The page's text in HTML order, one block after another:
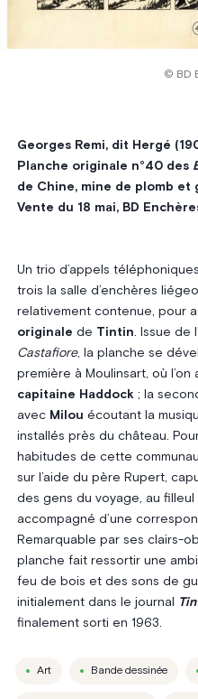
© BD
Georges Remi, dit Hergé
Planche originale n°40 des
de Chine, mine de plomb et
Vente du 18 mai, BD
Un trio d’appels
trois la salle d’enchères
relativement contenue, pour
originale de Tintin. Issue de
Castafiore, la planche se
première à Moulinsart, où l’on
capitaine Haddock; la
avec Milou écoutant la
installés près du château.
habitudes de cette
sur l’aide du père Rupert,
des gens du voyage, au
accompagné d’une
Remarquable par ses clairs-
planche fait ressortir une
feu de bois et des sons de
initialement dans le journal
finalement sorti en 1963.
Art Bande dessinée